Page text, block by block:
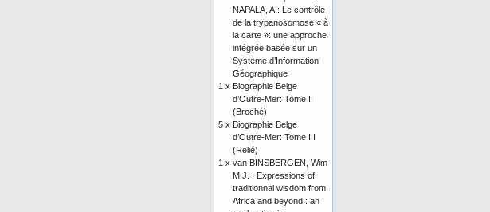
NAPALA, A.: Le contrôle
de la trypanosomose « à
la carte »: une approche
intégrée basée sur un
Système d’Information
Géographique
1 x Biographie Belge
d’Outre-Mer: Tome II
(Broché)
5 x Biographie Belge
d’Outre-Mer: Tome III
(Relié)
1 x van BINSBERGEN, Wim
M.J. : Expressions of
traditionnal wisdom from
Africa and beyond : an